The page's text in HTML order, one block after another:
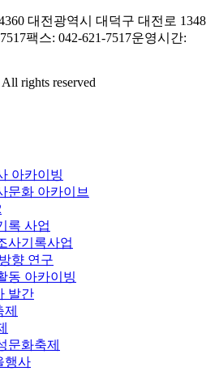
대전광역시 대덕구 대전로 1348
팩스: 042-621-7517운영시간:
rights reserved
아카이빙
문화 아카이브
록 사업
사기록사업
향 연구
동 아카이빙
발간
문화축제
행사